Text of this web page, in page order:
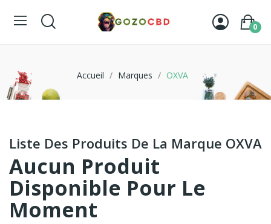
0
Accueil Marques OXVA
Liste Des Produits De La Marque OXVA
Aucun Produit
Disponible Pour Le
Moment